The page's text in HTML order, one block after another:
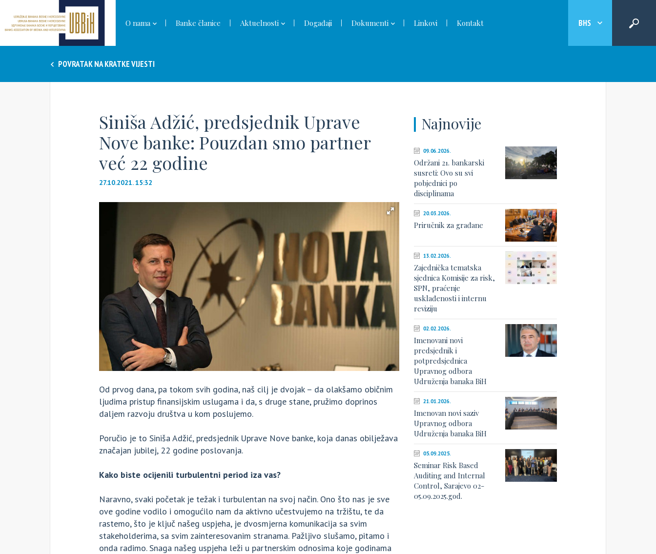
O nama Banke članice Aktuelnosti Događaji Dokumenti Linkovi Kontakt BHS
POVRATAK NA KRATKE VIJESTI
Siniša Adžić, predsjednik Uprave
Nove banke: Pouzdan smo partner
već 22 godine
27.10.2021. 15:32
Od prvog dana, pa tokom svih godina, naš cilj je dvojak – da olakšamo običnim
ljudima pristup finansijskim uslugama i da, s druge stane, pružimo doprinos
daljem razvoju društva u kom poslujemo.
Poručio je to Siniša Adžić, predsjednik Uprave Nove banke, koja danas obilježava
značajan jubilej, 22 godine poslovanja.
Kako biste ocijenili turbulentni period iza vas?
Naravno, svaki početak je težak i turbulentan na svoj način. Ono što nas je sve
ove godine vodilo i omogućilo nam da aktivno učestvujemo na tržištu, te da
rastemo, što je ključ našeg uspjeha, je dvosmjerna komunikacija sa svim
stakeholderima, sa svim zainteresovanim stranama. Pažljivo slušamo, pitamo i
onda radimo. Snaga našeg uspjeha leži u partnerskim odnosima koje godinama
Najnovije
09.06.2026.
Održani 21. bankarski
susreti: Ovo su svi
pobjednici po
disciplinama
20.03.2026.
Priručnik za građane
13.02.2026.
Zajednička tematska
sjednica Komisije za risk,
SPN, praćenje
usklađenosti i internu
reviziju
02.02.2026.
Imenovani novi
predsjednik i
potpredsjednica
Upravnog odbora
Udruženja banaka BiH
21.01.2026.
Imenovan novi saziv
Upravnog odbora
Udruženja banaka BiH
05.09.2025.
Seminar Risk Based
Auditing and Internal
Control, Sarajevo 02-
05.09.2025.god.